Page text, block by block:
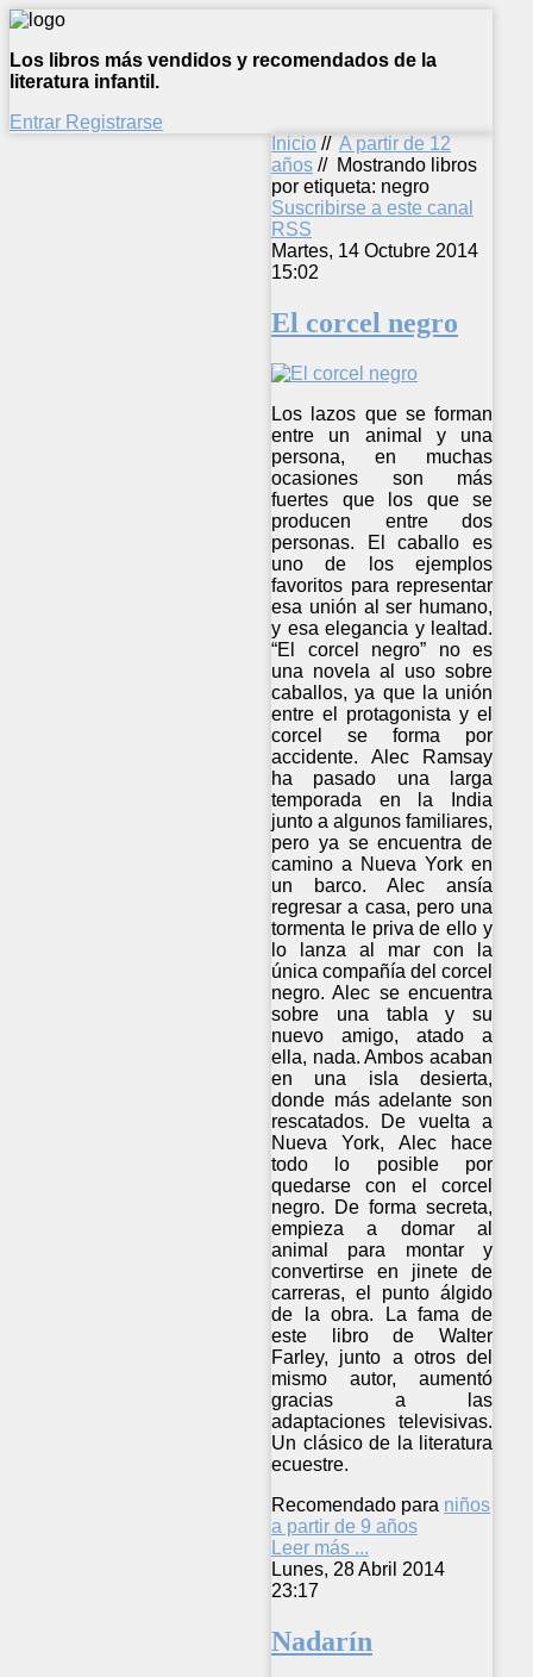
Los libros más vendidos y recomendados de la
literatura infantil.
Entrar Registrarse
Inicio // A partir de 12
años // Mostrando libros
por etiqueta: negro
Suscribirse a este canal
RSS
Martes, 14 Octubre 2014
15:02
El corcel negro
Los lazos que se forman
entre un animal y una
persona, en muchas
ocasiones son más
fuertes que los que se
producen entre dos
personas. El caballo es
uno de los ejemplos
favoritos para representar
esa unión al ser humano,
y esa elegancia y lealtad.
“El corcel negro” no es
una novela al uso sobre
caballos, ya que la unión
entre el protagonista y el
corcel se forma por
accidente. Alec Ramsay
ha pasado una larga
temporada en la India
junto a algunos familiares,
pero ya se encuentra de
camino a Nueva York en
un barco. Alec ansía
regresar a casa, pero una
tormenta le priva de ello y
lo lanza al mar con la
única compañía del corcel
negro. Alec se encuentra
sobre una tabla y su
nuevo amigo, atado a
ella, nada. Ambos acaban
en una isla desierta,
donde más adelante son
rescatados. De vuelta a
Nueva York, Alec hace
todo lo posible por
quedarse con el corcel
negro. De forma secreta,
empieza a domar al
animal para montar y
convertirse en jinete de
carreras, el punto álgido
de la obra. La fama de
este libro de Walter
Farley, junto a otros del
mismo autor, aumentó
gracias a las
adaptaciones televisivas.
Un clásico de la literatura
ecuestre.
Recomendado para niños
a partir de 9 años
Leer más ...
Lunes, 28 Abril 2014
23:17
Nadarín